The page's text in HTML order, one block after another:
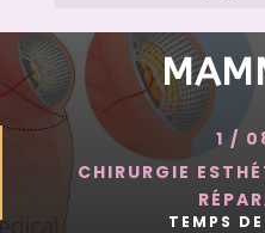
1 /
CHIRURGIE
TEMPS